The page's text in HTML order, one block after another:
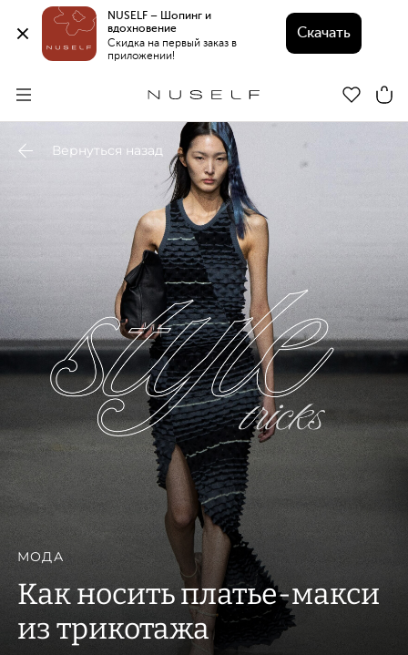
NUSELF – Шопинг и
вдохновение
Скидка на первый заказ в
приложении!
Скачать
Вернуться назад
МОДА
Как носить платье-макси
из трикотажа